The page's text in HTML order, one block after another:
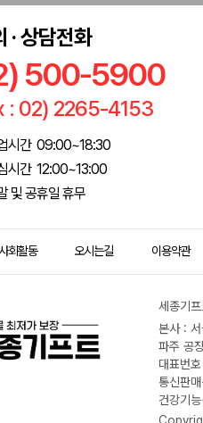
· 상담전화
500-5900
: 02) 2265-4153
시간 09:00~18:30
시간 12:00~13:00
및 공휴일 휴무
회활동 오시는길 이용약관
세종기
본사 :
파주 공
대표번
통신판
건강기